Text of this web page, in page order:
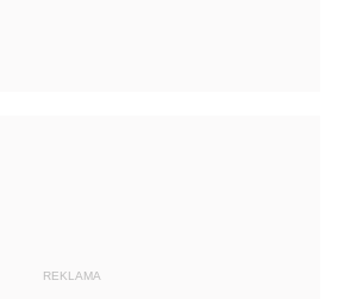
REKLAMA